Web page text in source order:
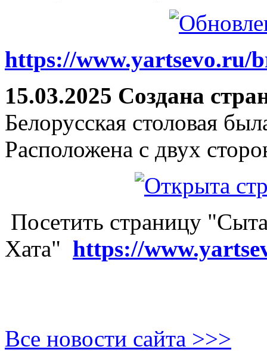
https://www.yartsevo.ru/
15.03.2025 Создана
Белорусская столовая
Расположена с двух
Посетить страницу
Хата" https://
Все новости сайта >>>